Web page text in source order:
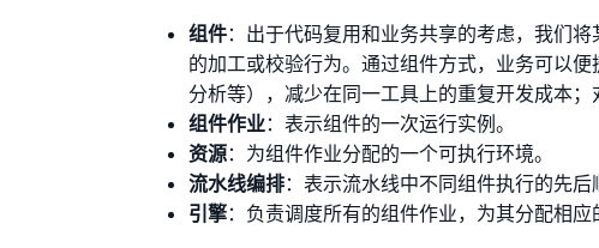
组件：出于代码复用和业务共享的考虑，我们
的加工或校验行为。通过组件方式，业务可以
分析等），减少在同一工具上的重复开发成本
组件作业：表示组件的一次运行实例。
资源：为组件作业分配的一个可执行环境。
流水线编排：表示流水线中不同组件执行的先后
引擎：负责调度所有的组件作业，为其分配相应